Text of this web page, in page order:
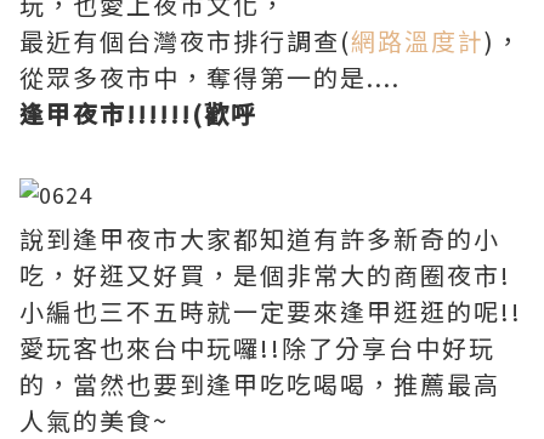
最近有個台灣夜市排行調查(網路溫度計)，
從眾多夜市中，奪得第一的是....
逢甲夜市!!!!!!(歡呼
說到逢甲夜市大家都知道有許多新奇的小
吃，好逛又好買，是個非常大的商圈夜市!
小編也三不五時就一定要來逢甲逛逛的呢!!
愛玩客也來台中玩囉!!除了分享台中好玩
的，當然也要到逢甲吃吃喝喝，推薦最高
人氣的美食~